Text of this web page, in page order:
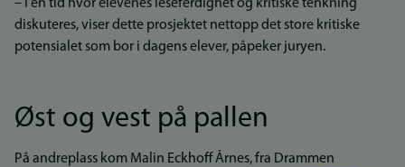
– I en tid hvor elevenes leseferdighet og kritiske tenkning
diskuteres, viser dette prosjektet nettopp det store kritiske
potensialet som bor i dagens elever, påpeker juryen.
Øst og vest på pallen
På andreplass kom Malin Eckhoff Årnes, fra Drammen